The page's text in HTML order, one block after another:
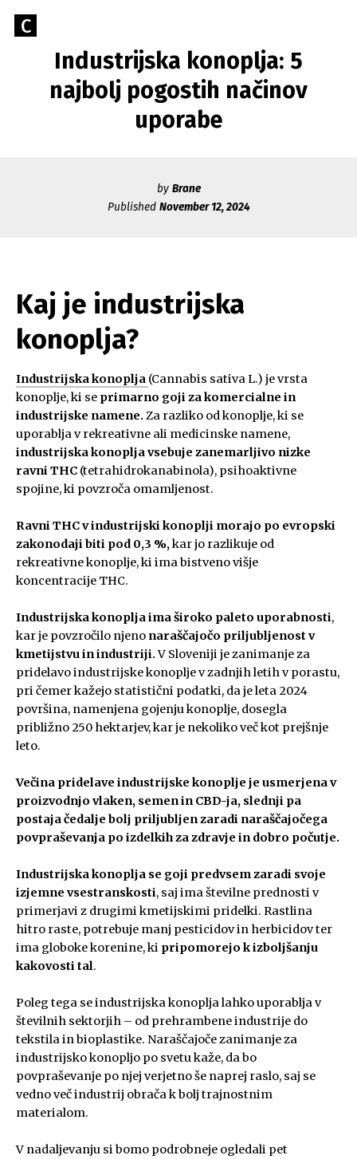
Go
C
CAERUS
Caerus
BlogIndustrijska konoplja: 5
najbolj pogostih načinov
uporabe
by Brane
Published November 12, 2024
Kaj je industrijska
konoplja?
Industrijska konoplja (Cannabis sativa L.) je vrsta
konoplje, ki se primarno goji za komercialne in
industrijske namene.Za razliko od konoplje, ki se
uporablja v rekreativne ali medicinske namene,
industrijska konoplja vsebuje zanemarljivo nizke
ravni THC (tetrahidrokanabinola), psihoaktivne
spojine, ki povzroča omamljenost.
Ravni THC v industrijski konoplji morajo po evropski
zakonodaji biti pod 0,3 %,kar jo razlikuje od
rekreativne konoplje, ki ima bistveno višje
koncentracije THC.
Industrijska konoplja ima široko paleto uporabnosti,
kar je povzročilo njeno naraščajočo priljubljenost v
kmetijstvu in industriji.V Sloveniji je zanimanje za
pridelavo industrijske konoplje v zadnjih letih v porastu,
pri čemer kažejo statistični podatki, da je leta 2024
površina, namenjena gojenju konoplje, dosegla
približno 250 hektarjev, kar je nekoliko več kot prejšnje
leto.
Večina pridelave industrijske konoplje je usmerjena v
proizvodnjo vlaken, semen in CBD-ja, slednji pa
postaja čedalje bolj priljubljen zaradi naraščajočega
povpraševanja po izdelkih za zdravje in dobro počutje.
Industrijska konoplja se goji predvsem zaradi svoje
izjemne vsestranskosti, saj ima številne prednosti v
primerjavi z drugimi kmetijskimi pridelki. Rastlina
hitro raste, potrebuje manj pesticidov in herbicidov ter
ima globoke korenine, ki pripomorejo k izboljšanju
kakovosti tal.
Poleg tega se industrijska konoplja lahko uporablja v
številnih sektorjih – od prehrambene industrije do
tekstila in bioplastike. Naraščajoče zanimanje za
industrijsko konopljo po svetu kaže, da bo
povpraševanje po njej verjetno še naprej raslo, saj se
vedno več industrij obrača k bolj trajnostnim
materialom.
V nadaljevanju si bomo podrobneje ogledali pet